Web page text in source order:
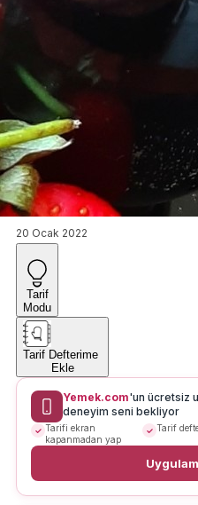
20 Ocak 2022
Tarif
Modu
Tarif Defterime
Ekle
Yemek.com'un ücretsiz
deneyim seni bekliyor
Tarifi ekran
kapanmadan yap
Tarif